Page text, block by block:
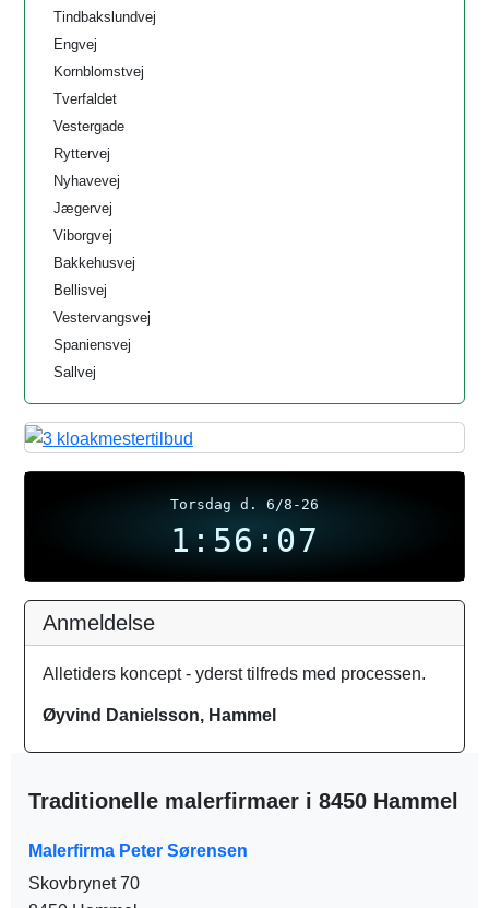
Tindbakslundvej
Engvej
Kornblomstvej
Tverfaldet
Vestergade
Ryttervej
Nyhavevej
Jægervej
Viborgvej
Bakkehusvej
Bellisvej
Vestervangsvej
Spaniensvej
Sallvej
Torsdag d. 6/8-26
1:56:08
Anmeldelse
Alletiders koncept - yderst tilfreds med processen.
Øyvind Danielsson, Hammel
Traditionelle malerfirmaer i 8450 Hammel
Malerfirma Peter Sørensen
Skovbrynet 70